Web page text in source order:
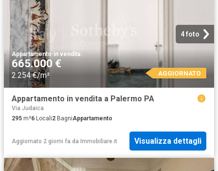
4 foto
Appartamento·in vendita
665.000 €
2.254 €/m² AGGIORNATO
Appartamento in vendita a Palermo PA
Via Judaica
295 m²6 Locali2 BagniAppartamento
Aggiornato 2 giorni fa da Immobiliare.it Visualizza dettagli